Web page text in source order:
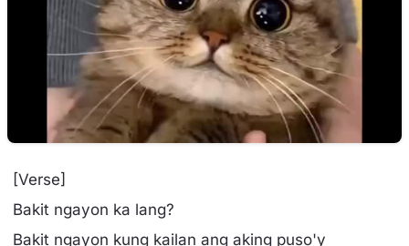
[Verse]
Bakit ngayon ka lang?
Bakit ngayon kung kailan ang aking puso'y